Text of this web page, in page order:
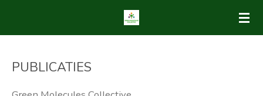
dePUBLICATIES